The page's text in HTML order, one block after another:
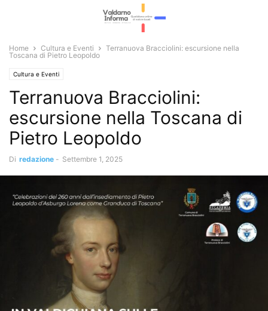
Home Cultura e Eventi
Terranuova Bracciolini: escursione nella
Toscana di Pietro Leopoldo
Cultura e Eventi
Terranuova Bracciolini:
escursione nella Toscana di
Pietro Leopoldo
Di redazione - Settembre 1, 2025